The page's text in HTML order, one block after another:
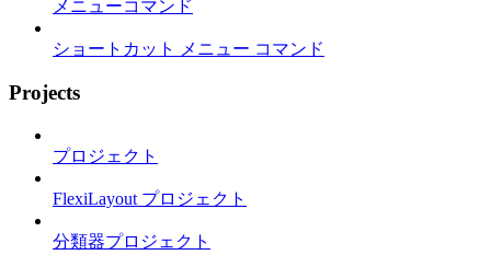
メニューコマンド
ショートカット メニュー コマンド
Projects
プロジェクト
FlexiLayout プロジェクト
分類器プロジェクト